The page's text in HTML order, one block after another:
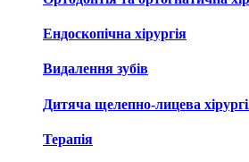
Ендоскопічна хірургія
Видалення зубів
Дитяча щелепно-лицева
Терапія